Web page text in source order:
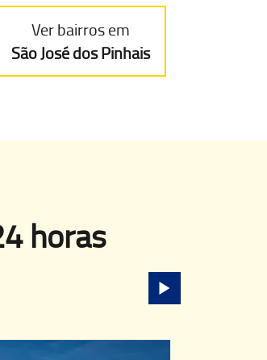
Ver bairros em
São José dos Pinhais
horas